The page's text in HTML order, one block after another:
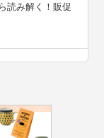
読み解く！販促